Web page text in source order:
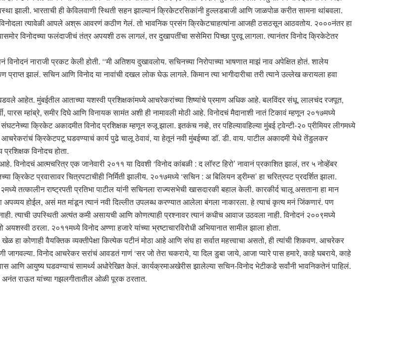
झाली. भारताची ही केविलवाणी स्थिती सहन झाल्यानं क्रिकेटरसिकांनी हुल्लडबाजी आणि जाळपोळ करीत सामना थांबवला.
त्यावेळी आपले अश्रू आवरणं कठीण गेलं. तो भावनिक प्रसंग क्रिकेटचाहत्यांना आजही ठसठसून आठवतोय. २०००नंतर हा
विनोदच्या फलंदाजीचं तंत्र अपयशी ठरू लागलं, तर दुखापतींचा ससेमिरा पिच्छा पुरवू लागला. त्यानंतर विनोद क्रिकेटेतर
नाराजी प्रकट केली होती. ‘‘मी अतिशय दुखावलोय. सचिनच्या निरोपाच्या भाषणात माझं नाव अपेक्षित होतं. शालेय
प्राप्त झालं. सचिन आणि विनोद या नावांची दखल लोक घेऊ लागले. किमान त्या भागीदारीचा तरी त्याने उल्लेख करायला हवा
घडवले आहेत. मुंबईतील आताच्या यशस्वी प्रशिक्षकांमध्ये आचरेकरांच्या शिष्यांचे प्रमाण अधिक आहे. बलविंदर संधू, लालचंद रजपूत,
म्हांब्रे, समीर दिघे आणि विनायक सामंत अशी ही नामावली मोठी आहे. विनोदचं मैदानाशी नातं टिकावं म्हणून २०१७मध्ये
क्रिकेट अकादमीत विनोद प्रशिक्षक म्हणून रुजू झाला. इतकंच नव्हे, तर पहिल्यावहिल्या मुंबई ट्वेन्टी-२० प्रीमियर लीगमध्ये
आचरेकरांचं क्रिकेटपटू घडवण्याचं कार्य पुढे चालू ठेवावं, या हेतूनं नवी मुंबईच्या डॉ. डी. वाय. पाटील अकादमी येथे तेंडुलकर
विनोदच होता.
आत्मचरित्र एक जानेवारी २०११ या दिवशी ‘विनोद कांबळी : द लॉस्ट हिरो’ नावानं प्रकाशित झालं, तर ५ नोव्हेंबर
प्रवासावर चित्रपटाचीही निर्मिती झालीय. २०१७मध्ये ‘सचिन : अ बिलियन ड्रीम्स’ हा चरित्रपट प्रदर्शित झाला.
तत्कालीन राष्ट्रपती प्रतिभा पाटील यांनी सचिनला राज्यसभेची खासदारकी बहाल केली. कारकीर्द चालू असताना हा मान
अपव्यय होईल, असं मत मांडून त्यानं नवी दिल्लीत उपलब्ध करण्यात आलेला बंगला नाकारला. हे त्याचं कृत्य मनं जिंकणारं. पण
त्याची उपस्थिती अत्यंत कमी असायची आणि कोणत्याही प्रश्नावर त्यानं कधीच आवाज उठवला नाही. विनोदनं २००९मध्ये
ठरला. २०११मध्ये विनोद अण्णा हजारे यांच्या भ्रष्टाचारविरोधी अभियानात सामील झाला होता.
हा कोणाही वैयक्तिक व्यक्तीपेक्षा कित्येक पटीनं मोठा आहे आणि संघ हा सर्वात महत्त्वाचा असतो, ही त्यांची शिकवण. आचरेकर
जागवल्या. विनोद आचरेकर सरांचं आवडतं गाणं ‘सर जो तेरा चकराये, या दिल डुबा जाये, आजा प्यारे पास हमारे, काहे घबराये, काहे
आणि आयुष्य घडवण्याचं सामर्थ्य अधोरेखित केलं. कार्यक्रमाअखेरीस झालेल्या सचिन-विनोद भेटीकडे सर्वांनी भावनिकतेनं पाहिलं.
अनंत राऊत यांच्या गझलगीतातील ओळी पूरक ठरतात.